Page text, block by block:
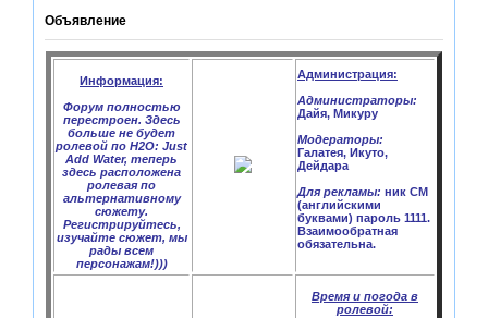
Объявление
Информация:
Форум полностью
перестроен. Здесь
больше не будет
ролевой по H2O: Just
Add Water, теперь
здесь расположена
ролевая по
альтернативному
сюжету.
Регистрируйтесь,
изучайте сюжет, мы
рады всем
персонажам!)))
Администрация:
Администраторы:
Дайя, Микуру
Модераторы:
Галатея, Икуто,
Дейдара
Для рекламы: ник CM
(английскими
буквами) пароль 1111.
Взаимообратная
обязательна.
Время и погода в
ролевой: